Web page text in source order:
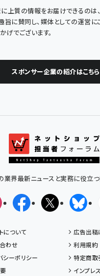
上質の情報をお届けできるのは、
旨に賛同し、媒体としての運営に
げでございます。
スポンサー企業の紹介はこちら
業界最新ニュースと実務に役立
メルマガFacebookX(エックス)
について
広告出稿
わせ
利用規約
シーポリシー
特定商取
インプレ